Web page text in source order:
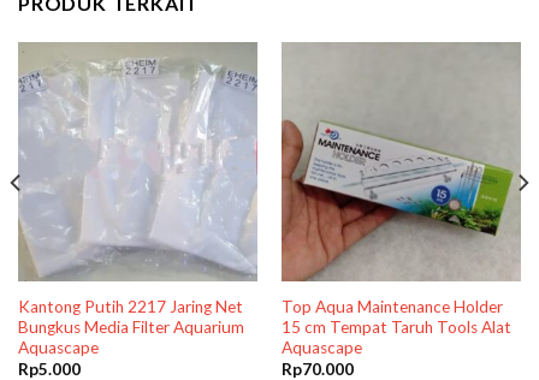
Kantong Putih 2217 Jaring Net
Bungkus Media Filter Aquarium
Aquascape
Rp5.000
Top Aqua Maintenance Holder
15 cm Tempat Taruh Tools Alat
Aquascape
Rp70.000